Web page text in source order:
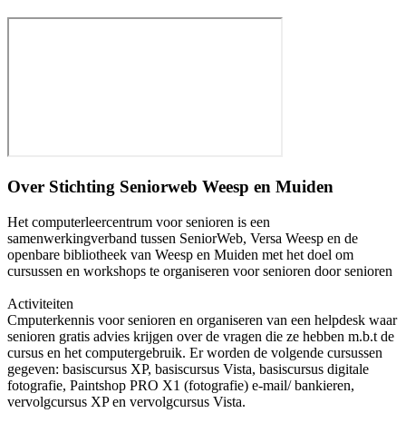
Over Stichting Seniorweb Weesp en Muiden
Het computerleercentrum voor senioren is een
samenwerkingverband tussen SeniorWeb, Versa Weesp en de
openbare bibliotheek van Weesp en Muiden met het doel om
cursussen en workshops te organiseren voor senioren door senioren
Activiteiten
Cmputerkennis voor senioren en organiseren van een helpdesk waar
senioren gratis advies krijgen over de vragen die ze hebben m.b.t de
cursus en het computergebruik. Er worden de volgende cursussen
gegeven: basiscursus XP, basiscursus Vista, basiscursus digitale
fotografie, Paintshop PRO X1 (fotografie) e-mail/ bankieren,
vervolgcursus XP en vervolgcursus Vista.